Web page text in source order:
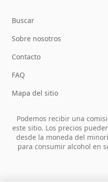
Buscar
Sobre nosotros
Contacto
FAQ
Mapa del sitio
Podemos recibir una
este sitio. Los precios
desde la moneda del
para consumir alcohol en